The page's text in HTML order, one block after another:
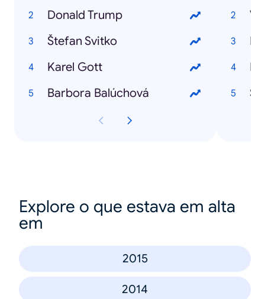
Donald Trump
Štefan Svitko
Karel Gott
Barbora Balúchová
Explore o que estava em alta
em
2015
2014